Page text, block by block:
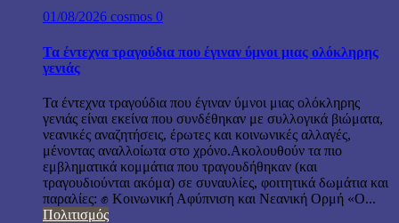
01/08/2026 cosmos 0
Τα έντεχνα τραγούδια που έγιναν ύμνοι μιας ολόκληρης
γενιάς
Τα έντεχνα τραγούδια που έγιναν ύμνοι μιας ολόκληρης
γενιάς είναι εκείνα που συνδέθηκαν με συλλογικά βιώματα,
νεανικές αναζητήσεις, έρωτες και κοινωνικές αλλαγές,
μένοντας αναλλοίωτα στο χρόνο.Ακολουθούν τα πιο
εμβληματικά κομμάτια που τραγουδήθηκαν (και
τραγουδιούνται ακόμα) σε συναυλίες, φοιτητικά δωμάτια και
παραλίες: ✊ Κοινωνική Αφύπνιση και Νεανική Ορμή «Ο...
Πολιτισμός